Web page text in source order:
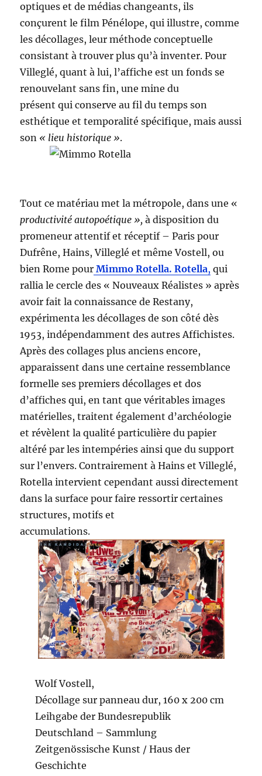
optiques et de médias changeants, ils
conçurent le film Pénélope, qui illustre, comme
les décollages, leur méthode conceptuelle
consistant à trouver plus qu’à inventer. Pour
Villeglé, quant à lui, l’affiche est un fonds se
renouvelant sans fin, une mine du
présent qui conserve au fil du temps son
esthétique et temporalité spécifique, mais aussi
son « lieu historique ».
Tout ce matériau met la métropole, dans une «
productivité autopoétique », à disposition du
promeneur attentif et réceptif – Paris pour
Dufrêne, Hains, Villeglé et même Vostell, ou
bien Rome pour Mimmo Rotella. Rotella, qui
rallia le cercle des « Nouveaux Réalistes » après
avoir fait la connaissance de Restany,
expérimenta les décollages de son côté dès
1953, indépendamment des autres Affichistes.
Après des collages plus anciens encore,
apparaissent dans une certaine ressemblance
formelle ses premiers décollages et dos
d’affiches qui, en tant que véritables images
matérielles, traitent également d’archéologie
et révèlent la qualité particulière du papier
altéré par les intempéries ainsi que du support
sur l’envers. Contrairement à Hains et Villeglé,
Rotella intervient cependant aussi directement
dans la surface pour faire ressortir certaines
structures, motifs et
accumulations.
Wolf Vostell,
Décollage sur panneau dur, 160 x 200 cm
Leihgabe der Bundesrepublik
Deutschland – Sammlung
Zeitgenössische Kunst / Haus der
Geschichte